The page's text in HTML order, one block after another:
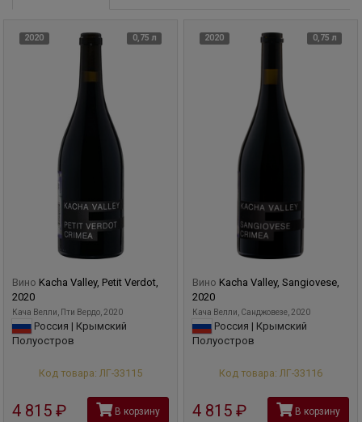
2020 0,75 л
Вино Kacha Valley, Petit Verdot,
2020
Кача Велли, Пти Вердо, 2020
Россия | Крымский
Полуостров
Код товара: ЛГ-33115
4 815 руб В корзину
2020 0,75 л
Вино Kacha Valley, Sangiovese,
2020
Кача Велли, Санджовезе, 2020
Россия | Крымский
Полуостров
Код товара: ЛГ-33116
4 815 руб В корзину